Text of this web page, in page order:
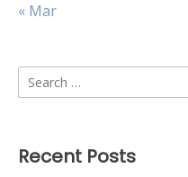
« Mar
Search
for:
Recent Posts